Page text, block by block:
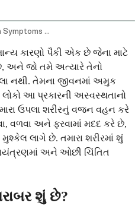
Lower Back Pain Symptoms And Overview
કારણો પૈકી એક છે જેના માટે
અને જો તમે અત્યારે તેનો
નથી. તેમના જીવનમાં અમુક
આ પ્રકારની અસ્વસ્થતાનો
ઉપલા શરીરનું વજન વહન કરે
વળવા અને ફરવામાં મદદ કરે છે,
લાગે છે. તમારા શરીરમાં શું
અને ઓછી ચિંતિત
શું છે?